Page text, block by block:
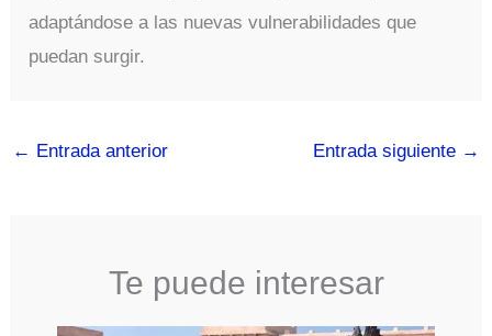
adaptándose a las nuevas vulnerabilidades que
puedan surgir.
← Entrada anterior Entrada siguiente →
Te puede interesar